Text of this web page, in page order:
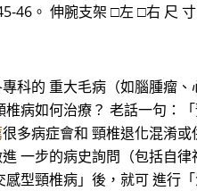
46。 伸腕支架 □左 □右 尺
科的 重大毛病（如腦腫瘤
椎病如何治療？ 老話一句
很多病症會和 頸椎退化混淆
一步的病史詢問（包括自
型頸椎病」後，就可 進行